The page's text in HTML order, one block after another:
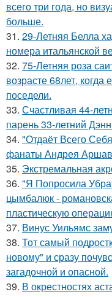
всего три года, но
больше.
31. 29-Летняя Белла
номера итальянской
32. 75-Летняя роза
возрасте 68лет,
поседели.
33. Счастливая 44-
парень 33-летний
34. "Отдаёт Всего
фанаты Андрея
35. Экстремальная
36. "Я Попросила
цымбалюк -
пластическую
37. Винус Уильямс
38. Тот самый
новому" и сразу
загадочной и опасной.
39. В окрестностях